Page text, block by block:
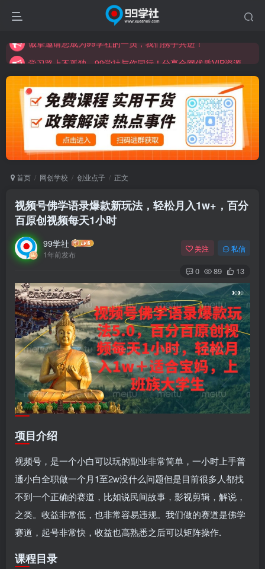
学习路上不孤独，99学社与你同行！分享全网优质VIP资源，炒股教程、创业教程、网络营销教程、自媒体短视频教程等，长期更新各大精品创业项目！
首页 网创学校 创业点子 正文
视频号佛学语录爆款新玩法，轻松月入1w+，百分
百原创视频每天1小时
99学社
1年前发布
关注 私信
0 89 13
项目介绍
视频号，是一个小白可以玩的副业非常简单，一小时上手普
通小白全职做一个月1至2w没什么问题但是目前很多人都找
不到一个正确的赛道，比如说民间故事，影视剪辑，解说，
之类。收益非常低，也非常容易违规。我们做的赛道是佛学
赛道，起号非常快，收益也高熟悉之后可以矩阵操作.
课程目录